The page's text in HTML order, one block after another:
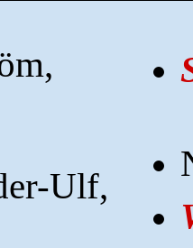
Ulf,